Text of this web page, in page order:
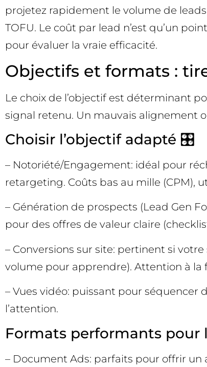
projetez rapidement le volume de leads
TOFU. Le coût par lead n’est qu’un
pour évaluer la vraie efficacité.
Objectifs et formats :
Le choix de l’objectif est déterminant
signal retenu. Un mauvais alignement
Choisir l’objectif adapté 🎛️
– Notoriété/Engagement: idéal pour
retargeting. Coûts bas au mille (CPM),
– Génération de prospects (Lead Gen
pour des offres de valeur claire
– Conversions sur site: pertinent si
volume pour apprendre). Attention à
– Vues vidéo: puissant pour séquencer
l’attention.
Formats performants pour
– Document Ads: parfaits pour offrir un